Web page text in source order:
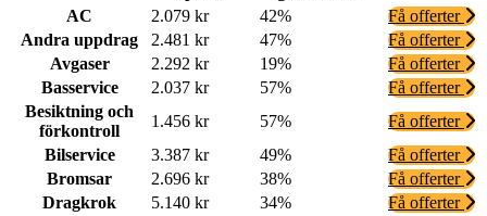
AC
2.079 kr 42%
Få offerter
Andra uppdrag
2.481 kr 47%
Få offerter
Avgaser
2.292 kr 19%
Få offerter
Basservice
2.037 kr 57%
Få offerter
Besiktning och
förkontroll
1.456 kr 57%
Få offerter
Bilservice
3.387 kr 49%
Få offerter
Bromsar
2.696 kr 38%
Få offerter
Dragkrok
5.140 kr 34%
Få offerter